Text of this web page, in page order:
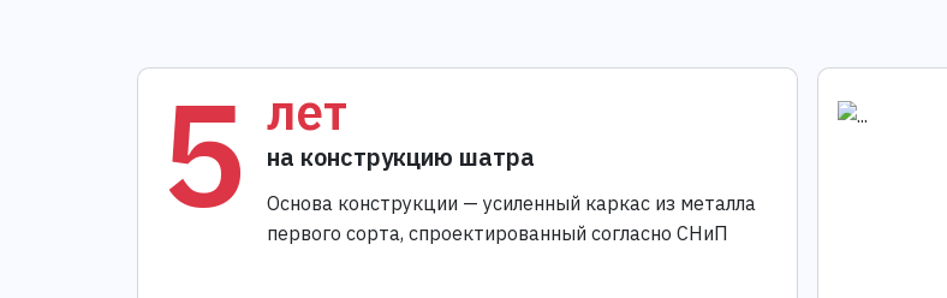
5 лет
на конструкцию шатра
Основа конструкции — усиленный каркас из металла
первого сорта, спроектированный согласно СНиП